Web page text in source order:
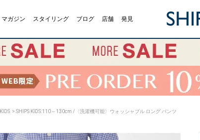
マガジン スタイリング ブログ 店舗 発見
KIDS > SHIPS KIDS:110～130cm /〈洗濯機可能〉ウォッシャブル ロング パンツ